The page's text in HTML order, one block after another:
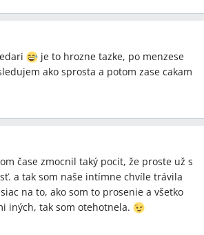
asistovaných zákrokov?
dovolenku počas zákrokov a po nich,
pokoja a oddychu počas liečby.
žien v diskusii takmer nemožné.
vyšetrenia: hormonálny profil, HSG,
mysle prácou, štúdiom, športom,
je to hrozne tazke, po menzese
ako sprosta a potom zase cakam
čase zmocnil taký pocit, že proste už s
a tak som naše intímne chvíle trávila
na to, ako som to prosenie a všetko
iných, tak som otehotnela.